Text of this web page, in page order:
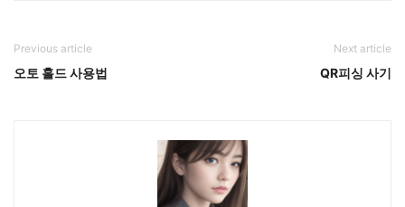
Previous article
오토 홀드 사용법
Next article
QR피싱 사기